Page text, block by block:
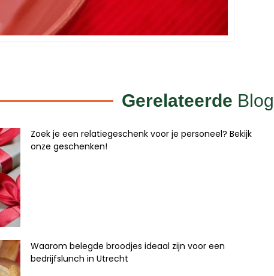
Gerelateerde Blog
Zoek je een relatiegeschenk voor je personeel? Bekijk
onze geschenken!
Waarom belegde broodjes ideaal zijn voor een
bedrijfslunch in Utrecht